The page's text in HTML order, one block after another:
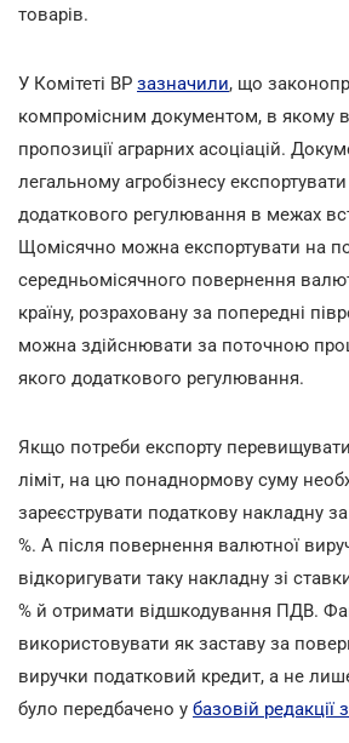
товарів.
У Комітеті ВР зазначили, що
компромісним документом, в якому
пропозиції аграрних асоціацій.
легальному агробізнесу
додаткового регулювання в межах
Щомісячно можна експортувати на
середньомісячного повернення
країну, розраховану за попередні
можна здійснювати за поточною
якого додаткового регулювання.
Якщо потреби експорту
ліміт, на цю понаднормову суму
зареєструвати податкову накладну
%. А після повернення валютної
відкоригувати таку накладну зі
% й отримати відшкодування ПДВ.
використовувати як заставу за
виручки податковий кредит, а не
було передбачено у базовій редакції